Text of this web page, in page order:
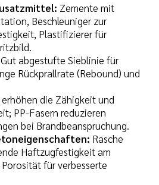
Zemente mit
Beschleuniger zur
Plastifizierer für
Gut abgestufte Sieblinie für
Rückprallrate (Rebound) und
die Zähigkeit und
PP-Fasern reduzieren
bei Brandbeanspruchung.
Rasche
Haftzugfestigkeit am
für verbesserte